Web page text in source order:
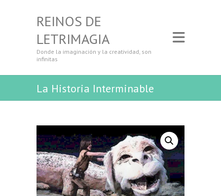
REINOS DE
LETRIMAGIA
Donde la imaginación y la creatividad, son
infinitas
La Historia Interminable